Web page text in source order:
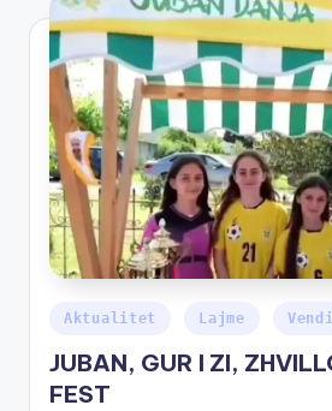
Aktualitet Lajme Vendi
JUBAN, GUR I ZI,
FEST